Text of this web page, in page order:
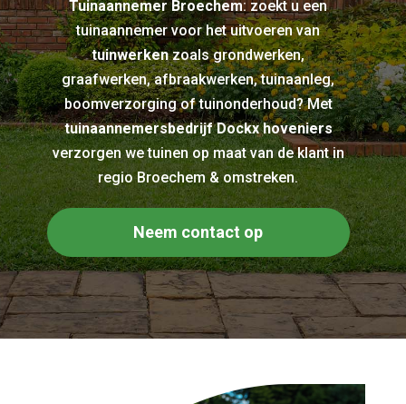
Tuinaannemer Broechem: zoekt u een
tuinaannemer voor het uitvoeren van
tuinwerkenzoals grondwerken,
graafwerken, afbraakwerken, tuinaanleg,
boomverzorging of tuinonderhoud? Met
tuinaannemersbedrijf Dockx hoveniers
verzorgen we tuinen op maat van de klant in
regio Broechem & omstreken.
Neem contact op